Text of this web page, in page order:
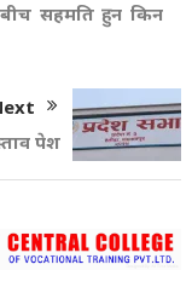
सहमति हुन किन
पेश